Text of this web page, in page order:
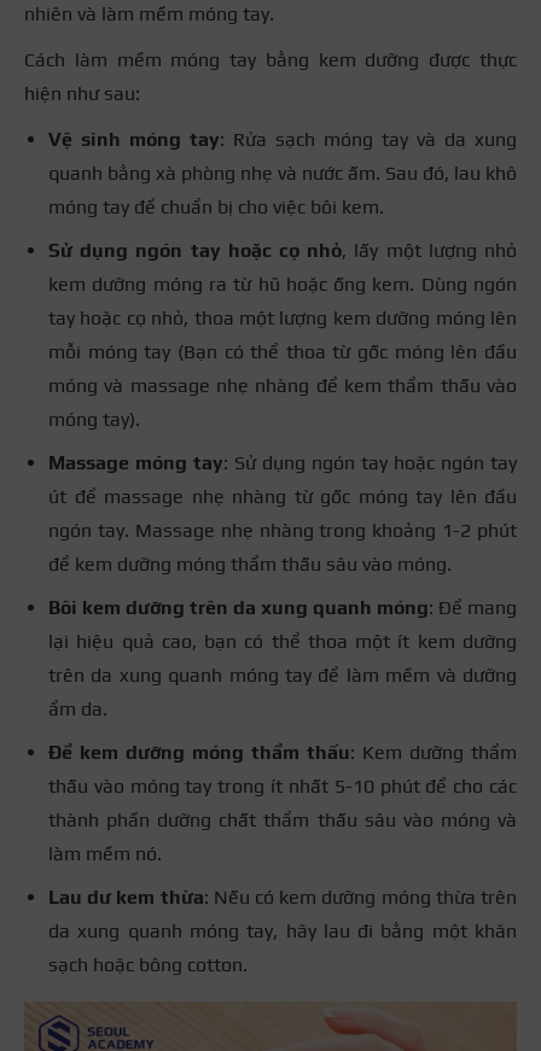
nhiên và làm mềm móng tay.
Cách làm mềm móng tay bằng kem dưỡng được thực
hiện như sau:
Vệ sinh móng tay: Rửa sạch móng tay và da xung
quanh bằng xà phòng nhẹ và nước ấm. Sau đó, lau khô
móng tay để chuẩn bị cho việc bôi kem.
Sử dụng ngón tay hoặc cọ nhỏ, lấy một lượng nhỏ
kem dưỡng móng ra từ hũ hoặc ống kem. Dùng ngón
tay hoặc cọ nhỏ, thoa một lượng kem dưỡng móng lên
mỗi móng tay (Bạn có thể thoa từ gốc móng lên đầu
móng và massage nhẹ nhàng để kem thẩm thấu vào
móng tay).
Massage móng tay: Sử dụng ngón tay hoặc ngón tay
út để massage nhẹ nhàng từ gốc móng tay lên đầu
ngón tay. Massage nhẹ nhàng trong khoảng 1-2 phút
để kem dưỡng móng thẩm thấu sâu vào móng.
Bôi kem dưỡng trên da xung quanh móng: Để mang
lại hiệu quả cao, bạn có thể thoa một ít kem dưỡng
trên da xung quanh móng tay để làm mềm và dưỡng
ẩm da.
Để kem dưỡng móng thẩm thấu: Kem dưỡng thẩm
thấu vào móng tay trong ít nhất 5-10 phút để cho các
thành phần dưỡng chất thẩm thấu sâu vào móng và
làm mềm nó.
Lau dư kem thừa: Nếu có kem dưỡng móng thừa trên
da xung quanh móng tay, hãy lau đi bằng một khăn
sạch hoặc bông cotton.